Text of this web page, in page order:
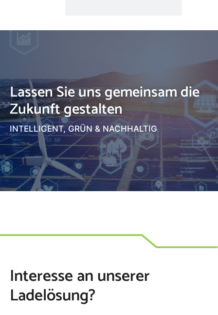
Lassen Sie uns gemeinsam die
Zukunft gestalten
INTELLIGENT, GRÜN & NACHHALTIG
Interesse an unserer
Ladelösung?